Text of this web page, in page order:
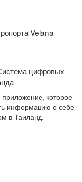
Velana
цифровых
которое
информацию о себе
в Таиланд.